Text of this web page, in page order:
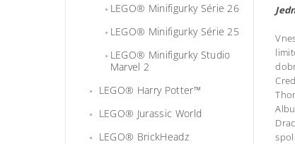
LEGO® Minifigurky Série 26
LEGO® Minifigurky Série 25
LEGO® Minifigurky Studio
Marvel 2
LEGO® Harry Potter™
LEGO® Jurassic World
LEGO® BrickHeadz